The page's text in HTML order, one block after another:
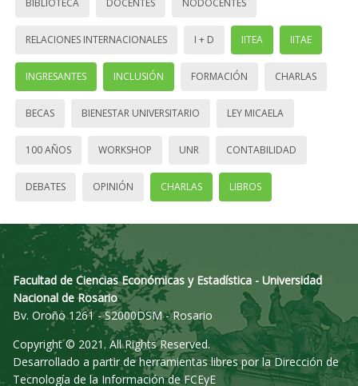
BIBLIOTECA DOCENTES NODOCENTES
RELACIONES INTERNACIONALES I + D IITEA IITAE
INGRESANTES INCLUSIÓN FORMACIÓN CHARLAS
BECAS BIENESTAR UNIVERSITARIO LEY MICAELA
100 AÑOS WORKSHOP UNR CONTABILIDAD
DEBATES OPINIÓN CHARLAS LIBROS
Facultad de Ciencias Económicas y Estadística - Universidad
Nacional de Rosario
Bv. Oroño 1261 - S2000DSM - Rosario
Copyright © 2021. All Rights Reserved.
Desarrollado a partir de herramientas libres por la Dirección de
Tecnología de la Información de FCEyE